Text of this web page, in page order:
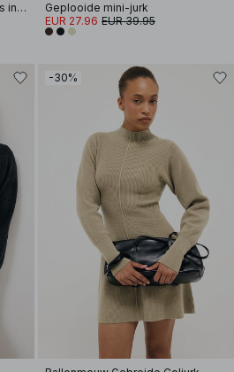
Mini-jurk met ruches en ruches in de taille
Geplooide mini-jurk
EUR 27.96 EUR 39.95
-30%